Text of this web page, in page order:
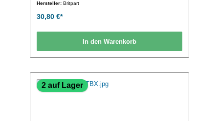
Hersteller: Britpart
30,80 €*
In den Warenkorb
2 auf Lager